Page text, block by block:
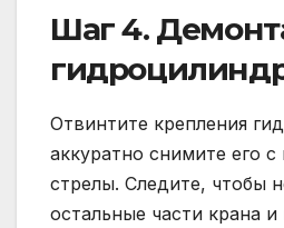
Шаг 4.
Отвинтите крепления
аккуратно снимите его
стрелы. Следите, чтобы
остальные части крана и